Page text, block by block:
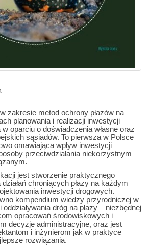
zakresie metod ochrony płazów na
planowania i realizacji inwestycji
oparciu o doświadczenia własne oraz
sąsiadów. To pierwsza w Polsce
omawiająca wpływ inwestycji
przeciwdziałania niekorzystnym
jest stworzenie praktycznego
chroniących płazy na każdym
inwestycji drogowych.
kompendium wiedzy przyrodniczej w
dróg na płazy – niezbędnej
opracowań środowiskowych i
decyzje administracyjne, oraz jest
i inżynierom jak w praktyce
rozwiązania.